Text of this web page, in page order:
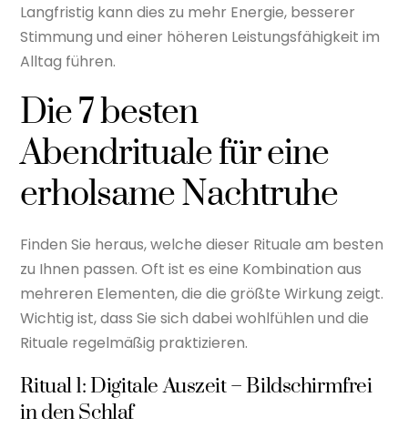
Langfristig kann dies zu mehr Energie, besserer
Stimmung und einer höheren Leistungsfähigkeit im
Alltag führen.
Die 7 besten
Abendrituale für eine
erholsame Nachtruhe
Finden Sie heraus, welche dieser Rituale am besten
zu Ihnen passen. Oft ist es eine Kombination aus
mehreren Elementen, die die größte Wirkung zeigt.
Wichtig ist, dass Sie sich dabei wohlfühlen und die
Rituale regelmäßig praktizieren.
Ritual 1: Digitale Auszeit – Bildschirmfrei
in den Schlaf